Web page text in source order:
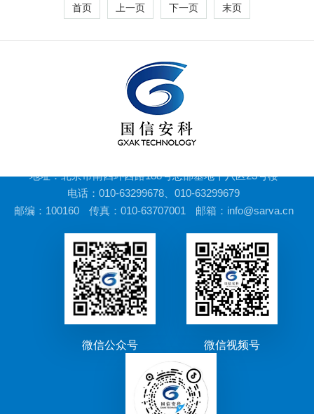
首页 上一页 下一页 末页
地址：北京市南四环西路188号总部基地十八区23号楼
电话：010-63299678、010-63299679
邮编：100160
传真：010-63707001 邮箱：info@sarva.cn
微信公众号 微信视频号